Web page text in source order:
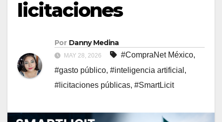
licitaciones
Por Danny Medina
MAY 28, 2026 #CompraNet México,
#gasto público, #inteligencia artificial ,
#licitaciones públicas, #SmartLicit